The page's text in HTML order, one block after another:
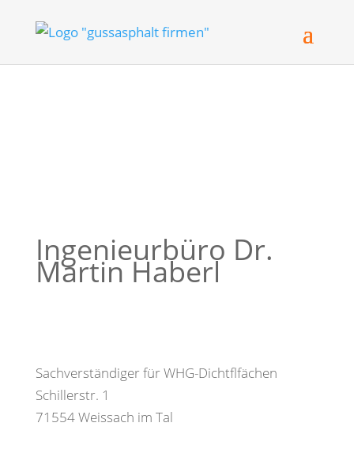
Ingenieurbüro Dr.
Martin Haberl
Sachverständiger für WHG-Dichtflfächen
Schillerstr. 1
71554 Weissach im Tal